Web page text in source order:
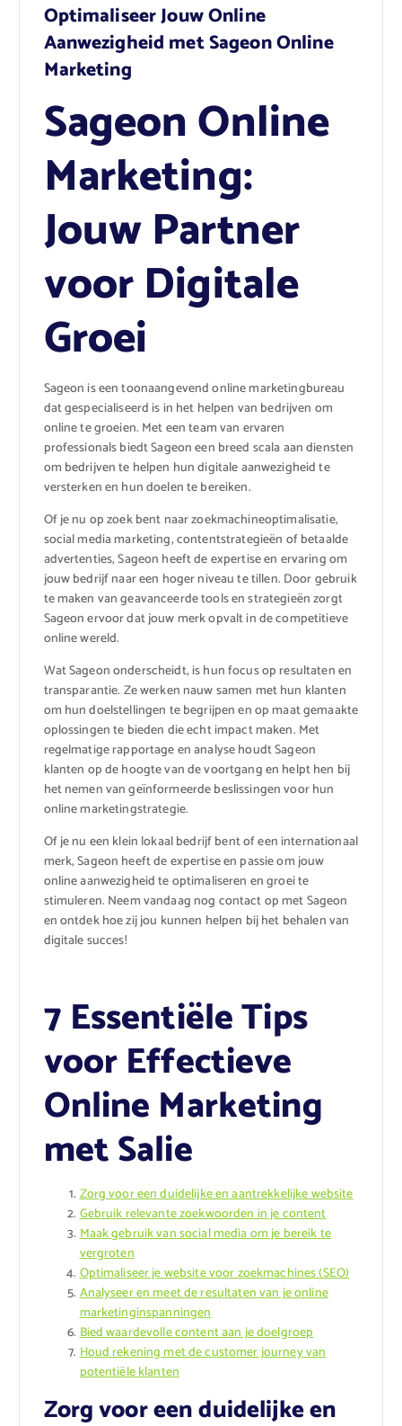
Optimaliseer Jouw Online
Aanwezigheid met Sageon Online
Marketing
Sageon Online
Marketing:
Jouw Partner
voor Digitale
Groei
Sageon is een toonaangevend online marketingbureau
dat gespecialiseerd is in het helpen van bedrijven om
online te groeien. Met een team van ervaren
professionals biedt Sageon een breed scala aan diensten
om bedrijven te helpen hun digitale aanwezigheid te
versterken en hun doelen te bereiken.
Of je nu op zoek bent naar zoekmachineoptimalisatie,
social media marketing, contentstrategieën of betaalde
advertenties, Sageon heeft de expertise en ervaring om
jouw bedrijf naar een hoger niveau te tillen. Door gebruik
te maken van geavanceerde tools en strategieën zorgt
Sageon ervoor dat jouw merk opvalt in de competitieve
online wereld.
Wat Sageon onderscheidt, is hun focus op resultaten en
transparantie. Ze werken nauw samen met hun klanten
om hun doelstellingen te begrijpen en op maat gemaakte
oplossingen te bieden die echt impact maken. Met
regelmatige rapportage en analyse houdt Sageon
klanten op de hoogte van de voortgang en helpt hen bij
het nemen van geïnformeerde beslissingen voor hun
online marketingstrategie.
Of je nu een klein lokaal bedrijf bent of een internationaal
merk, Sageon heeft de expertise en passie om jouw
online aanwezigheid te optimaliseren en groei te
stimuleren. Neem vandaag nog contact op met Sageon
en ontdek hoe zij jou kunnen helpen bij het behalen van
digitale succes!
7 Essentiële Tips
voor Effectieve
Online Marketing
met Salie
Zorg voor een duidelijke en aantrekkelijke website
Gebruik relevante zoekwoorden in je content
Maak gebruik van social media om je bereik te
vergroten
Optimaliseer je website voor zoekmachines (SEO)
Analyseer en meet de resultaten van je online
marketinginspanningen
Bied waardevolle content aan je doelgroep
Houd rekening met de customer journey van
potentiële klanten
Zorg voor een duidelijke en